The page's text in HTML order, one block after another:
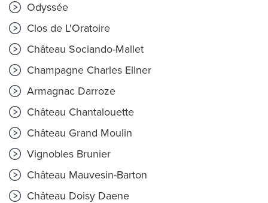
Odyssée
Clos de L'Oratoire
Château Sociando-Mallet
Champagne Charles Ellner
Armagnac Darroze
Château Chantalouette
Château Grand Moulin
Vignobles Brunier
Château Mauvesin-Barton
Château Doisy Daene